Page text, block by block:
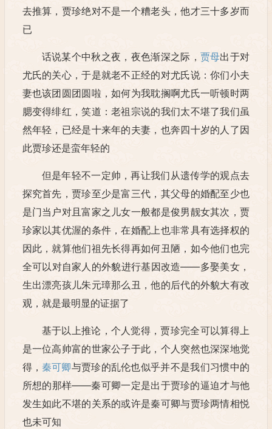
去推算，贾珍绝对不是一个糟老头，他才三十多岁而
已
话说某个中秋之夜，夜色渐深之际， 贾母出于对
尤氏的关心，于是就老不正经的对尤氏说：你们小夫
妻也该团圆团圆啦，如何为我耽搁啊尤氏一听顿时两
腮变得绯红，笑道：老祖宗说的我们太不堪了我们虽
然年轻，已经是十来年的夫妻，也奔四十岁的人了因
此贾珍还是蛮年轻的
但是年轻不一定帅，再让我们从遗传学的观点去
探究首先，贾珍至少是富三代，其父母的婚配至少也
是门当户对且富家之儿女一般都是俊男靓女其次，贾
珍家以其优渥的条件，在婚配上也非常具有选择权的
因此，就算他们祖先长得再如何丑陋，如今他们也完
全可以对自家人的外貌进行基因改造——多娶美女，
生出漂亮孩儿朱元璋那么丑，他的后代的外貌大有改
观，就是最明显的证据了
基于以上推论，个人觉得，贾珍完全可以算得上
是一位高帅富的世家公子于此，个人突然也深深地觉
得， 秦可卿与贾珍的乱伦也似乎并不是我们习惯中的
所想的那样——秦可卿一定是出于贾珍的逼迫才与他
发生如此不堪的关系的或许是秦可卿与贾珍两情相悦
也未可知